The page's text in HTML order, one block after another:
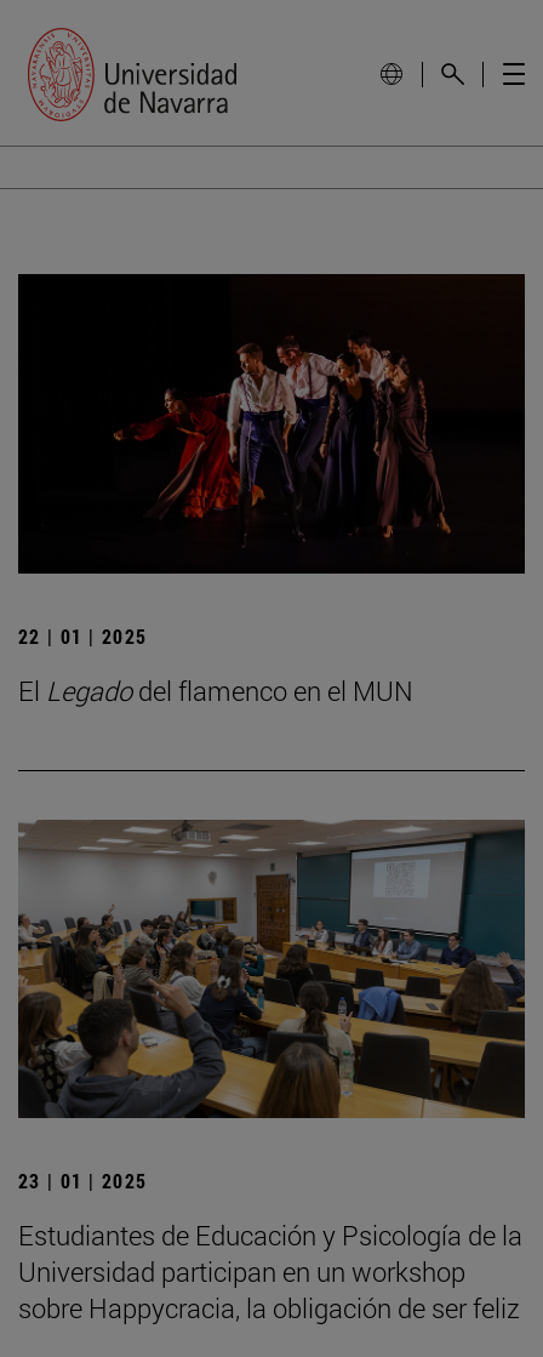
22 | 01 | 2025
El Legadodel flamenco en el MUN
23 | 01 | 2025
Estudiantes de Educación y Psicología de la
Universidad participan en un workshop
sobre Happycracia, la obligación de ser feliz